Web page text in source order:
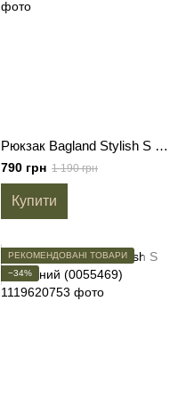
Рюкзак Bagland Stylish S 8л сублімація 1344 (00554694)
790 грн 1 190 грн
Купити
РЕКОМЕНДОВАНІ ТОВАРИ
−34%